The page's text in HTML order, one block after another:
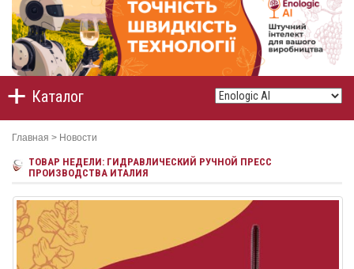
Каталог
Главная > Новости
ТОВАР НЕДЕЛИ: ГИДРАВЛИЧЕСКИЙ РУЧНОЙ ПРЕСС
ПРОИЗВОДСТВА ИТАЛИЯ